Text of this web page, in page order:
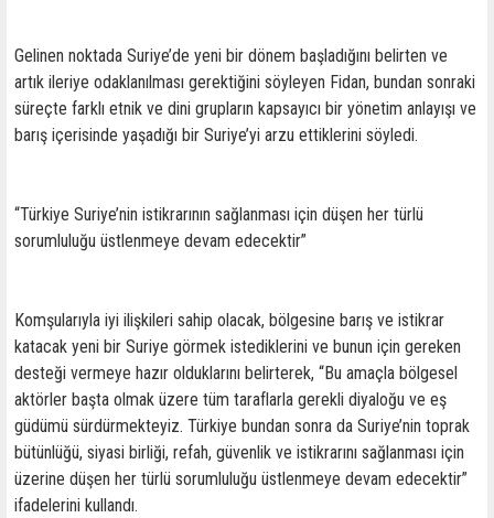
Gelinen noktada Suriye’de yeni bir dönem başladığını belirten ve
artık ileriye odaklanılması gerektiğini söyleyen Fidan, bundan sonraki
süreçte farklı etnik ve dini grupların kapsayıcı bir yönetim anlayışı ve
barış içerisinde yaşadığı bir Suriye’yi arzu ettiklerini söyledi.
“Türkiye Suriye’nin istikrarının sağlanması için düşen her türlü
sorumluluğu üstlenmeye devam edecektir”
Komşularıyla iyi ilişkileri sahip olacak, bölgesine barış ve istikrar
katacak yeni bir Suriye görmek istediklerini ve bunun için gereken
desteği vermeye hazır olduklarını belirterek, “Bu amaçla bölgesel
aktörler başta olmak üzere tüm taraflarla gerekli diyaloğu ve eş
güdümü sürdürmekteyiz. Türkiye bundan sonra da Suriye’nin toprak
bütünlüğü, siyasi birliği, refah, güvenlik ve istikrarını sağlanması için
üzerine düşen her türlü sorumluluğu üstlenmeye devam edecektir”
ifadelerini kullandı.